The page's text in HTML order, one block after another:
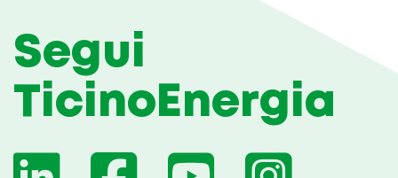
Segui
TicinoEnergia